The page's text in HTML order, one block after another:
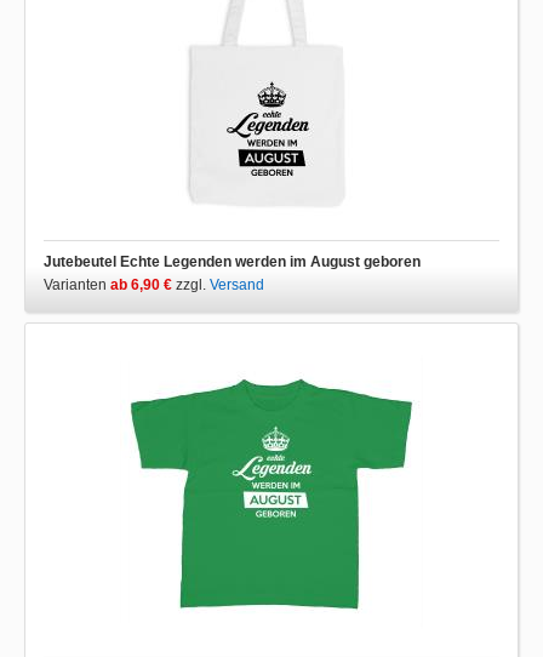
Jutebeutel Echte Legenden werden im August geboren
Varianten ab 6,90 € zzgl. Versand